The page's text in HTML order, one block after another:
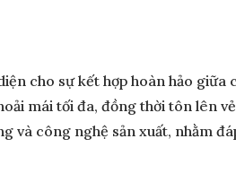
cho sự kết hợp hoàn hảo giữa
mái tối đa, đồng thời tôn lên
công nghệ sản xuất, nhằm